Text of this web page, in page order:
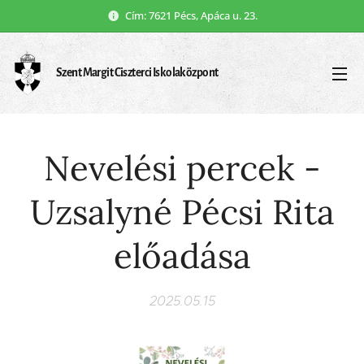
Cím: 7621 Pécs, Apáca u. 23.
Szent Margit Ciszterci Iskolaközpont
Nevelési percek -
Uzsalyné Pécsi Rita
előadása
2025.05.15